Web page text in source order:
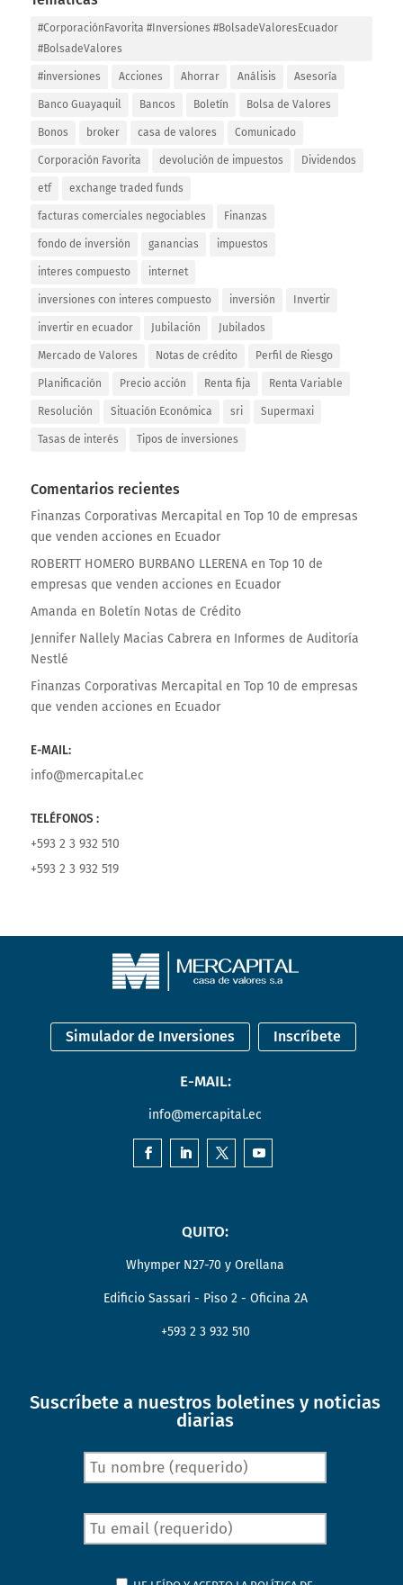
#CorporaciónFavorita #Inversiones #BolsadeValoresEcuador
#BolsadeValores
#inversiones Acciones Ahorrar Análisis Asesoría
Banco Guayaquil Bancos Boletín Bolsa de Valores
Bonos broker casa de valores Comunicado
Corporación Favorita devolución de impuestos Dividendos
etf exchange traded funds
facturas comerciales negociables Finanzas
fondo de inversión ganancias impuestos
interes compuesto internet
inversiones con interes compuesto inversión Invertir
invertir en ecuador Jubilación Jubilados
Mercado de Valores Notas de crédito Perfil de Riesgo
Planificación Precio acción Renta fija Renta Variable
Resolución Situación Económica sri Supermaxi
Tasas de interés Tipos de inversiones
Comentarios recientes
Finanzas Corporativas Mercapitalen Top 10 de empresas
que venden acciones en Ecuador
ROBERTT HOMERO BURBANO LLERENAen Top 10 de
empresas que venden acciones en Ecuador
Amanda en Boletín Notas de Crédito
Jennifer Nallely Macias Cabrera en Informes de Auditoría
Nestlé
Finanzas Corporativas Mercapitalen Top 10 de empresas
que venden acciones en Ecuador
E-MAIL:
info@mercapital.ec
TELÉFONOS :
+593 2 3 932 510
+593 2 3 932 519
Simulador de Inversiones Inscríbete
E-MAIL:
info@mercapital.ec
QUITO:
Whymper N27-70 y Orellana
Edificio Sassari - Piso 2 - Oficina 2A
+593 2 3 932 510
Suscríbete a nuestros boletines y noticias
diarias